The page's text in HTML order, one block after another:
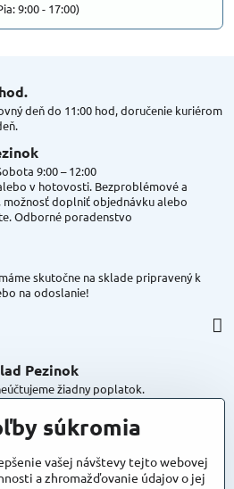
9:00 - 17:00)
deň do 11:00 hod, doručenie kuriérom
9:00 – 12:00
v hotovosti. Bezproblémové a
možnosť doplniť objednávku alebo
Odborné poradenstvo
skutočne na sklade pripravený k
na odoslanie!
Pezinok
žiadny poplatok.
súkromia
vašej návštevy tejto webovej
a zhromažďovanie údajov o jej